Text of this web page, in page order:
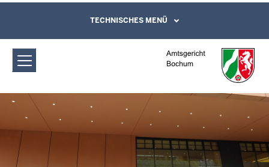
Amtsgericht Bochum: Sitzungstermine
Direkt zum Inhalt
Leichte Sprache, Gebärdensprachenvideo
und Kontaktformular
TECHNISCHES MENÜ